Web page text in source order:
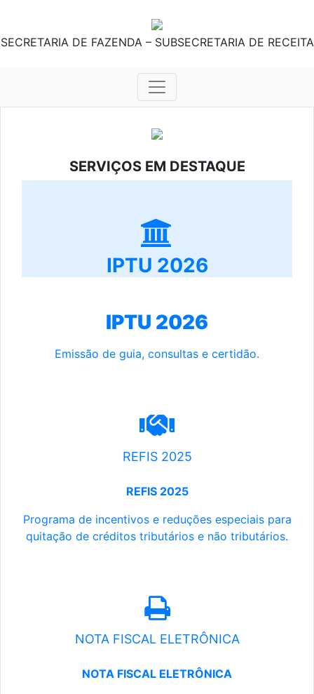
SECRETARIA DE FAZENDA – SUBSECRETARIA DE RECEITA
SERVIÇOS EM DESTAQUE
IPTU 2026
IPTU 2026
Emissão de guia, consultas e certidão.
REFIS 2025
REFIS 2025
Programa de incentivos e reduções especiais para
quitação de créditos tributários e não tributários.
NOTA FISCAL ELETRÔNICA
NOTA FISCAL ELETRÔNICA